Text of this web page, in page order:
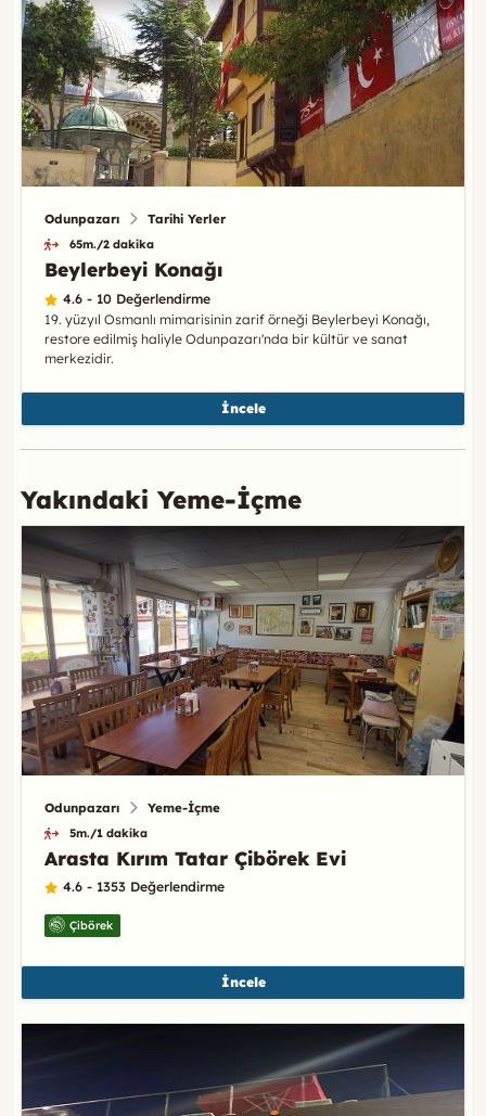
Odunpazarı Tarihi Yerler
65m./2 dakika
Beylerbeyi Konağı
4.6 - 10 Değerlendirme
19. yüzyıl Osmanlı mimarisinin zarif örneği Beylerbeyi Konağı,
restore edilmiş haliyle Odunpazarı'nda bir kültür ve sanat
merkezidir.
İncele
Yakındaki Yeme-İçme
Odunpazarı Yeme-İçme
5m./1 dakika
Arasta Kırım Tatar Çibörek Evi
4.6 - 1353 Değerlendirme
Çibörek
İncele